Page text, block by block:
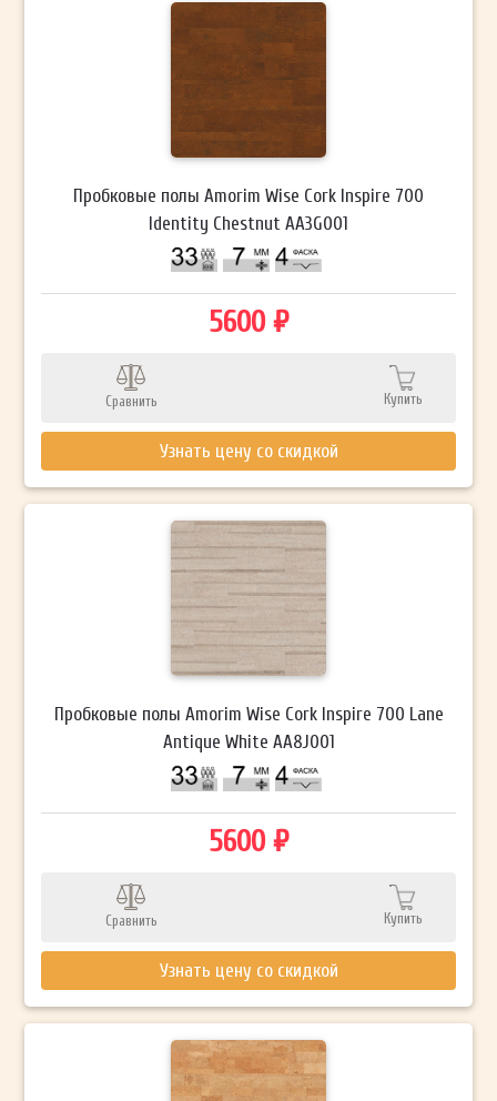
Пробковые полы Amorim Wise Cork Inspire 700
Identity Chestnut AA3G001
5600 ₽
Сравнить Купить
Узнать цену со скидкой
Пробковые полы Amorim Wise Cork Inspire 700 Lane
Antique White AA8J001
5600 ₽
Сравнить Купить
Узнать цену со скидкой